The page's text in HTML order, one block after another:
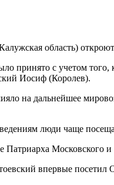
область)
принято с учетом
Иосиф (Королев).
на дальнейшее
люди чаще
Патриарха Московского
впервые